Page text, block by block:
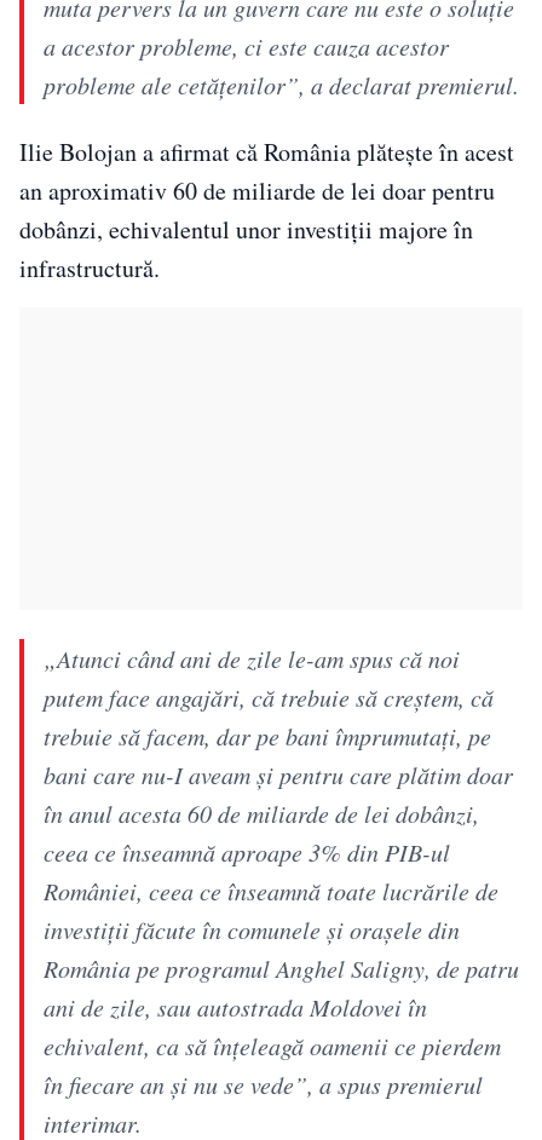
muta pervers la un guvern care nu este o soluţie
a acestor probleme, ci este cauza acestor
probleme ale cetăţenilor”, a declarat premierul.
Ilie Bolojan a afirmat că România plătește în acest
an aproximativ 60 de miliarde de lei doar pentru
dobânzi, echivalentul unor investiții majore în
infrastructură.
„Atunci când ani de zile le-am spus că noi
putem face angajări, că trebuie să creştem, că
trebuie să facem, dar pe bani împrumutaţi, pe
bani care nu-I aveam şi pentru care plătim doar
în anul acesta 60 de miliarde de lei dobânzi,
ceea ce înseamnă aproape 3% din PIB-ul
României, ceea ce înseamnă toate lucrările de
investiţii făcute în comunele şi oraşele din
România pe programul Anghel Saligny, de patru
ani de zile, sau autostrada Moldovei în
echivalent, ca să înţeleagă oamenii ce pierdem
în fiecare an şi nu se vede”, a spus premierul
interimar.